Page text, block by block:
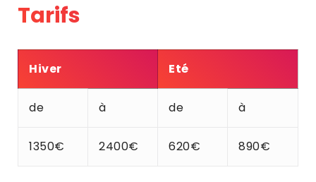
Tarifs
Hiver Eté
de à de à
1350€ 2400€ 620€ 890€